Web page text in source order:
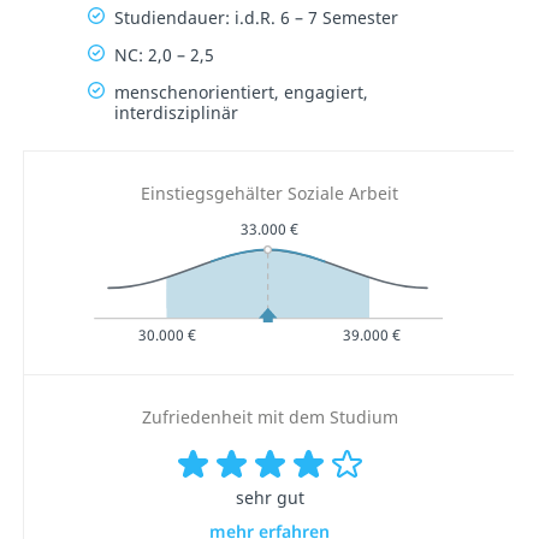
Studiendauer: i.d.R. 6 – 7 Semester
NC: 2,0 – 2,5
menschenorientiert, engagiert,
interdisziplinär
Einstiegsgehälter Soziale Arbeit
30.000 €
33.000 €
39.000 €
Zufriedenheit mit dem Studium
sehr gut
mehr erfahren